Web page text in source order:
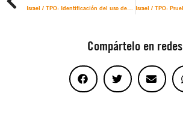
Compártelo en redes